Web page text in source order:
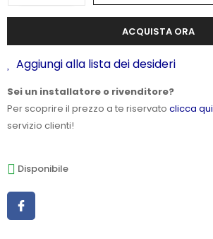
ACQUISTA ORA
Aggiungi alla lista dei desideri
Sei un installatore o rivenditore?
Per scoprire il prezzo a te riservato clicca qui
servizio clienti!
Disponibile